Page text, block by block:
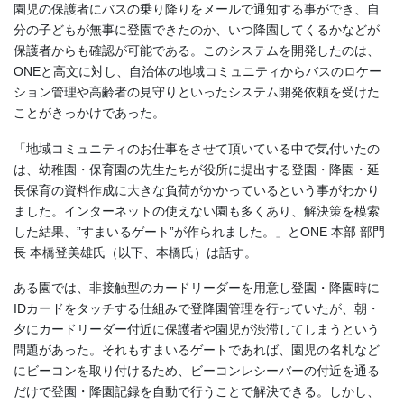
園児の保護者にバスの乗り降りをメールで通知する事ができ、自
分の子どもが無事に登園できたのか、いつ降園してくるかなどが
保護者からも確認が可能である。このシステムを開発したのは、
ONEと高文に対し、自治体の地域コミュニティからバスのロケー
ション管理や高齢者の見守りといったシステム開発依頼を受けた
ことがきっかけであった。
「地域コミュニティのお仕事をさせて頂いている中で気付いたの
は、幼稚園・保育園の先生たちが役所に提出する登園・降園・延
長保育の資料作成に大きな負荷がかかっているという事がわかり
ました。インターネットの使えない園も多くあり、解決策を模索
した結果、”すまいるゲート”が作られました。」とONE 本部 部門
長 本橋登美雄氏（以下、本橋氏）は話す。
ある園では、非接触型のカードリーダーを用意し登園・降園時に
IDカードをタッチする仕組みで登降園管理を行っていたが、朝・
夕にカードリーダー付近に保護者や園児が渋滞してしまうという
問題があった。それもすまいるゲートであれば、園児の名札など
にビーコンを取り付けるため、ビーコンレシーバーの付近を通る
だけで登園・降園記録を自動で行うことで解決できる。しかし、